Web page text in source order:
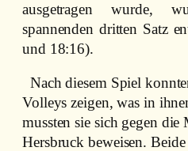
ausgetragen wurde,
spannenden dritten Satz
und 18:16).
Nach diesem Spiel
Volleys zeigen, was in
mussten sie sich gegen die
Hersbruck beweisen.